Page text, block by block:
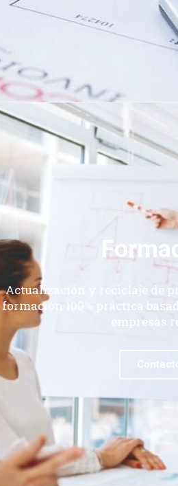
Actualización y reciclaje de
formación 100% práctica
empresas